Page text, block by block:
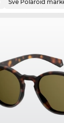
Sve Polaroid